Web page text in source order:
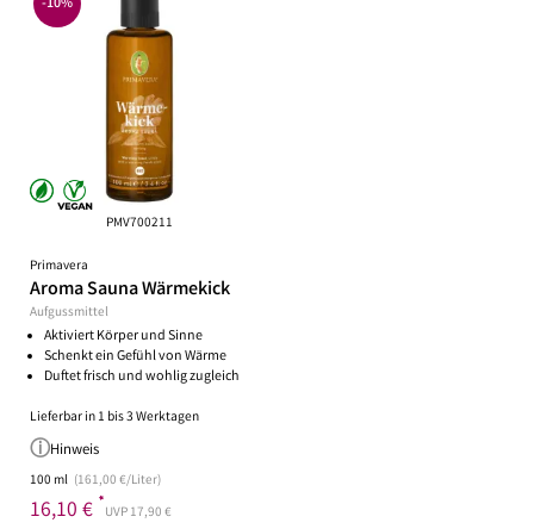
PMV700211
Primavera
Aroma Sauna Wärmekick
Aufgussmittel
Aktiviert Körper und Sinne
Schenkt ein Gefühl von Wärme
Duftet frisch und wohlig zugleich
Lieferbar in 1 bis 3 Werktagen
Hinweis
100 ml (161,00 €/Liter)
16,10 € *UVP 17,90 €
-10%